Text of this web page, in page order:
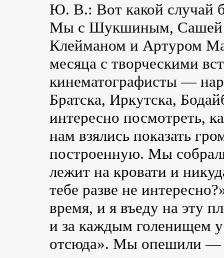
Ю. В.: Вот какой случай
Мы с Шукшиным, Сашей
Клейманом и Артуром
месяца с творческими
кинематографисты —
Братска, Иркутска,
интересно посмотреть,
нам взялись показать
построенную. Мы
лежит на кровати и
тебе разве не
время, и я въеду на эту
и за каждым голенищем
отсюда». Мы опешили —